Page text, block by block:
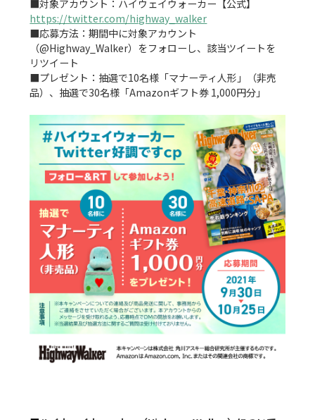
https://twitter.com/highway_walker
■応募方法：期間中に対象アカウント
（@Highway_Walker）をフォローし、該当ツイートを
リツイート
■プレゼント：抽選で10名様「マナーティ人形」（非売
品）、抽選で30名様「Amazonギフト券 1,000円分」